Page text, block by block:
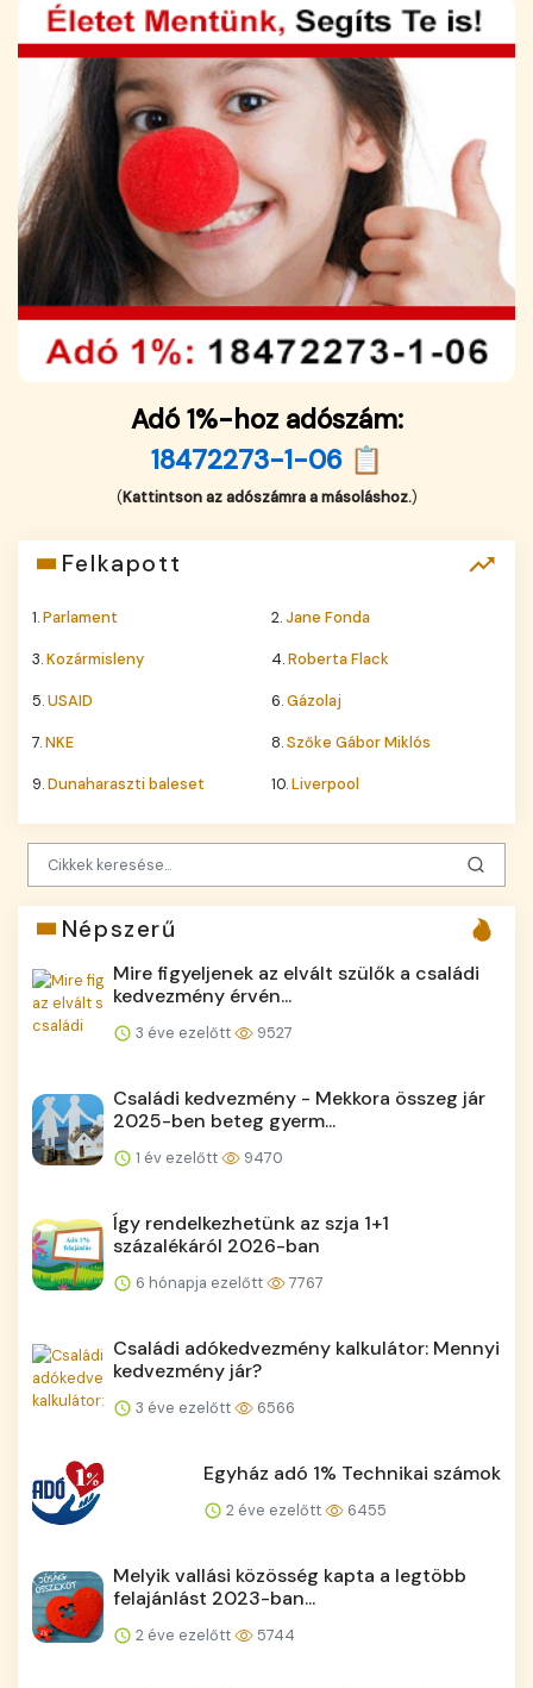
Adó 1%-hoz adószám:
18472273-1-06 📋
(Kattintson az adószámra a másoláshoz.)
Felkapott
1.Parlament 2.Jane Fonda
3.Kozármisleny 4.Roberta Flack
5.USAID 6.Gázolaj
7.NKE 8.Szőke Gábor Miklós
9.Dunaharaszti baleset 10.Liverpool
Népszerű
Mire figyeljenek az elvált szülők a családi
kedvezmény érvén...
3 éve ezelőtt 9527
Családi kedvezmény - Mekkora összeg jár
2025-ben beteg gyerm...
1 év ezelőtt 9470
Így rendelkezhetünk az szja 1+1
százalékáról 2026-ban
6 hónapja ezelőtt 7767
Családi adókedvezmény kalkulátor: Mennyi
kedvezmény jár?
3 éve ezelőtt 6566
Egyház adó 1% Technikai számok
2 éve ezelőtt 6455
Melyik vallási közösség kapta a legtöbb
felajánlást 2023-ban...
2 éve ezelőtt 5744